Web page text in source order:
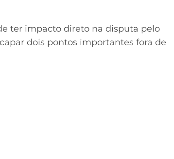
ter impacto direto na disputa pelo
dois pontos importantes fora de